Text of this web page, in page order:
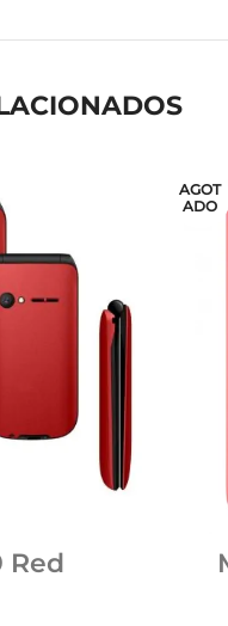
Red
AGOT
ADO